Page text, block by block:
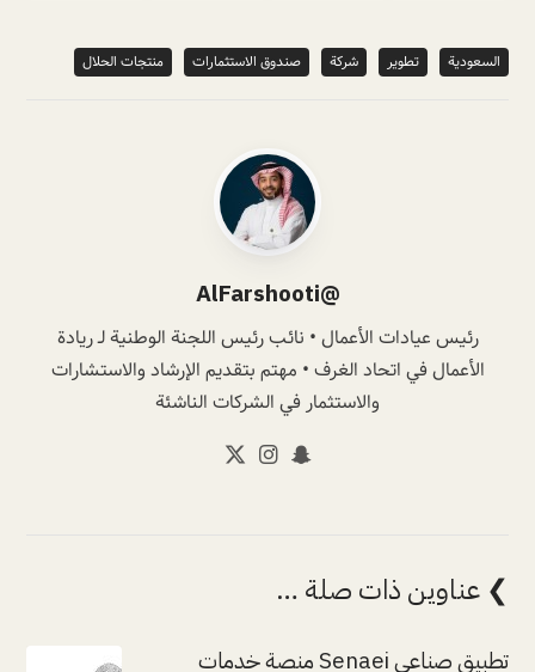
السعودية تطوير شركة صندوق الاستثمارات منتجات الحلال
@AlFarshooti
رئيس عيادات الأعمال • نائب رئيس اللجنة الوطنية لـ ريادة
الأعمال في اتحاد الغرف • مهتم بتقديم الإرشاد والاستشارات
والاستثمار في الشركات الناشئة
❯ عناوين ذات صلة …
تطبيق صناعي Senaei منصة خدمات